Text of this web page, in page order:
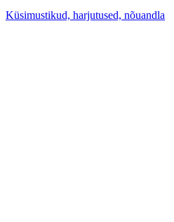
Küsimustikud, harjutused, nõuandla